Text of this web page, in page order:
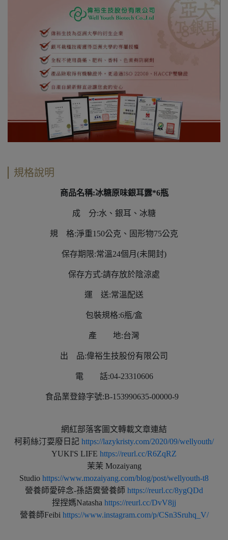
規格說明
商品名稱:冰糖原味銀耳露*6瓶
成 分:水、銀耳、冰糖
規 格:淨重150公克、固形物75公克
保存期限:常溫24個月(未開封)
保存方式:請存放於陰涼處
運 送:常溫配送
包裝規格:6瓶/盒
產 地:台灣
出 品:偉裕生技股份有限公司
電 話:04-23310606
食品業登錄字號:B-153990635-00000-9
網紅部落客圖文轉載文章連結
柯莉絲汀耍廢日記 https://lazykristy.com/2020/09/wellyouth/
YUKI'S LIFE https://reurl.cc/R6ZqRZ
茉茉 Mozaiyang
Studio https://www.mozaiyang.com/blog/post/wellyouth-t8
營養師愛碎念-孫語霙營養師 https://reurl.cc/8ygQDd
捏捏媽Natasha https://reurl.cc/DvV8jj
營養師Feibi https://www.instagram.com/p/CSn3Sruhq_V/